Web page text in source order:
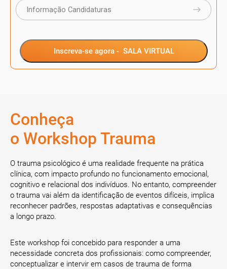
Informação Candidaturas
Inscreva-se agora - SALA VIRTUAL
Conheça
o Workshop Trauma
O trauma psicológico é uma realidade frequente na prática
clínica, com impacto profundo no funcionamento emocional,
cognitivo e relacional dos indivíduos. No entanto, compreender
o trauma vai além da identificação de eventos difíceis, implica
reconhecer padrões, respostas adaptativas e consequências
a longo prazo.
Este workshop foi concebido para responder a uma
necessidade concreta dos profissionais: como compreender,
conceptualizar e intervir em casos de trauma de forma